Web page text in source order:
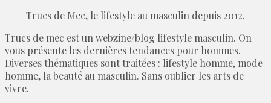
Trucs de Mec, le lifestyle au masculin depuis 2012.
Trucs de mec est un webzine/blog lifestyle masculin. On
vous présente les dernières tendances pour hommes.
Diverses thématiques sont traitées : lifestyle homme, mode
homme, la beauté au masculin. Sans oublier les arts de
vivre.